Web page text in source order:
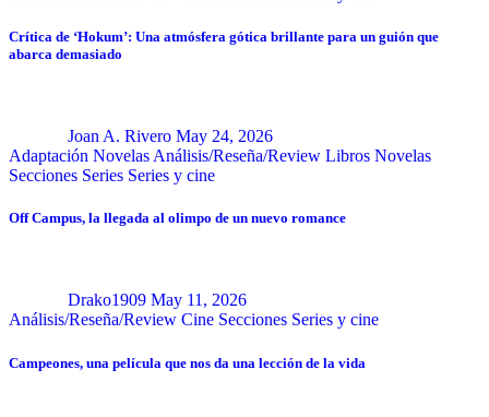
Crítica de ‘Hokum’: Una atmósfera gótica brillante para un guión que
abarca demasiado
Joan A. Rivero May 24, 2026
Adaptación Novelas Análisis/Reseña/Review Libros Novelas
Secciones Series Series y cine
Off Campus, la llegada al olimpo de un nuevo romance
Drako1909 May 11, 2026
Análisis/Reseña/Review Cine Secciones Series y cine
Campeones, una película que nos da una lección de la vida